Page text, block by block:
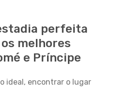
perfeita
melhores
e Príncipe
ideal, encontrar o lugar